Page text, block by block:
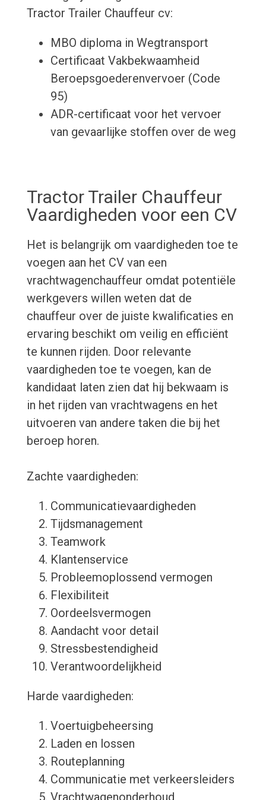
Tractor Trailer Chauffeur cv:
MBO diploma in Wegtransport
Certificaat Vakbekwaamheid
Beroepsgoederenvervoer (Code
95)
ADR-certificaat voor het vervoer
van gevaarlijke stoffen over de weg
Tractor Trailer Chauffeur
Vaardigheden voor een CV
Het is belangrijk om vaardigheden toe te
voegen aan het CV van een
vrachtwagenchauffeur omdat potentiële
werkgevers willen weten dat de
chauffeur over de juiste kwalificaties en
ervaring beschikt om veilig en efficiënt
te kunnen rijden. Door relevante
vaardigheden toe te voegen, kan de
kandidaat laten zien dat hij bekwaam is
in het rijden van vrachtwagens en het
uitvoeren van andere taken die bij het
beroep horen.
Zachte vaardigheden:
Communicatievaardigheden
Tijdsmanagement
Teamwork
Klantenservice
Probleemoplossend vermogen
Flexibiliteit
Oordeelsvermogen
Aandacht voor detail
Stressbestendigheid
Verantwoordelijkheid
Harde vaardigheden:
Voertuigbeheersing
Laden en lossen
Routeplanning
Communicatie met verkeersleiders
Vrachtwagenonderhoud